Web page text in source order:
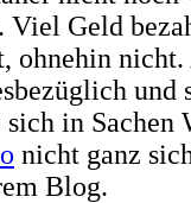
Viel Geld
ohnehin
und
in Sachen
nicht ganz
Blog.